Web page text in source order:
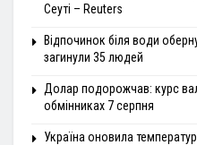
Сеуті – Reuters
Відпочинок біля води
загинули 35 людей
Долар подорожчав: курс
обмінниках 7 серпня
Україна оновила